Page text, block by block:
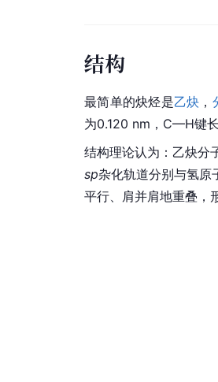
结构
最简单的炔烃是乙炔 ，
为0.120 nm，C—H键
结构理论认为：乙炔分
sp杂化轨道分别与氢原
平行、肩并肩地重叠，